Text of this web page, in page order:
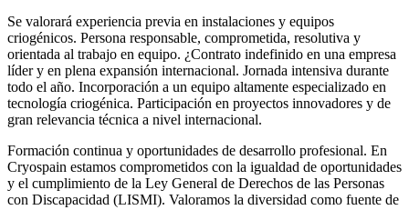
Se valorará experiencia previa en instalaciones y equipos
criogénicos. Persona responsable, comprometida, resolutiva y
orientada al trabajo en equipo. ¿Contrato indefinido en una empresa
líder y en plena expansión internacional. Jornada intensiva durante
todo el año. Incorporación a un equipo altamente especializado en
tecnología criogénica. Participación en proyectos innovadores y de
gran relevancia técnica a nivel internacional.
Formación continua y oportunidades de desarrollo profesional. En
Cryospain estamos comprometidos con la igualdad de oportunidades
y el cumplimiento de la Ley General de Derechos de las Personas
con Discapacidad (LISMI). Valoramos la diversidad como fuente de